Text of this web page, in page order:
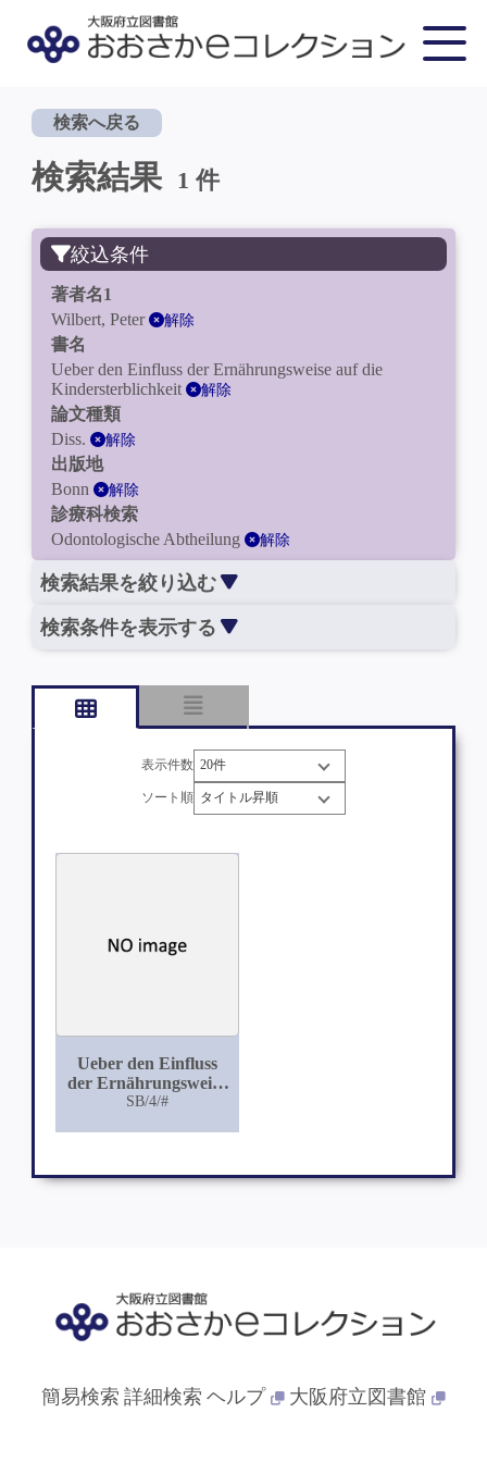
検索へ戻る
検索結果 1 件
絞込条件
著者名1
Wilbert, Peter
解除
書名
Ueber den Einfluss der Ernährungsweise auf die
Kindersterblichkeit
解除
論文種類
Diss.
解除
出版地
Bonn
解除
診療科検索
Odontologische Abtheilung
解除
検索結果を絞り込む
検索条件を表示する
表示件数
ソート順
Ueber den Einfluss
der Ernährungsweise
auf die
SB/4/#
簡易検索 詳細検索 ヘルプ 大阪府立図書館